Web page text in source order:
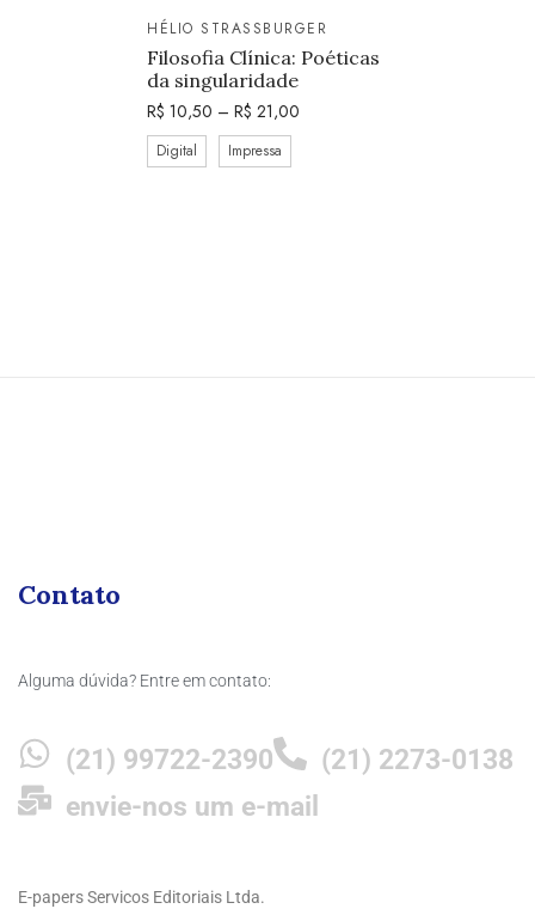
HÉLIO STRASSBURGER
Filosofia Clínica: Poéticas
da singularidade
R$ 10,50 – R$ 21,00
Digital Impressa
Contato
Alguma dúvida? Entre em contato:
(21) 99722-2390
(21) 2273-0138
envie-nos um e-mail
E-papers Servicos Editoriais Ltda.